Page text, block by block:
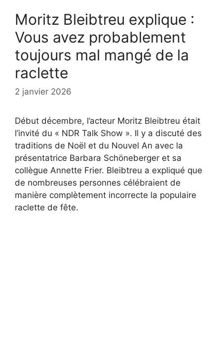
Moritz Bleibtreu explique :
Vous avez probablement
toujours mal mangé de la
raclette
2 janvier 2026
Début décembre, l’acteur Moritz Bleibtreu était
l’invité du « NDR Talk Show ». Il y a discuté des
traditions de Noël et du Nouvel An avec la
présentatrice Barbara Schöneberger et sa
collègue Annette Frier. Bleibtreu a expliqué que
de nombreuses personnes célébraient de
manière complètement incorrecte la populaire
raclette de fête.